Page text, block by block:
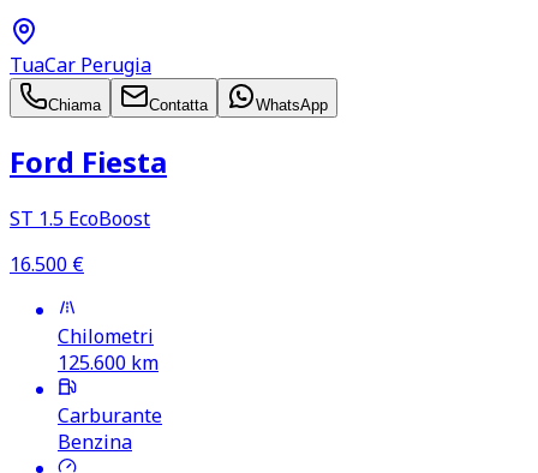
TuaCar Perugia
Chiama Contatta WhatsApp
Ford Fiesta
ST 1.5 EcoBoost
16.500 €
Chilometri
125.600 km
Carburante
Benzina